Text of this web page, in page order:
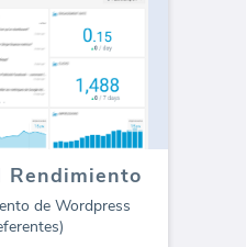
Rendimiento
de Wordpress